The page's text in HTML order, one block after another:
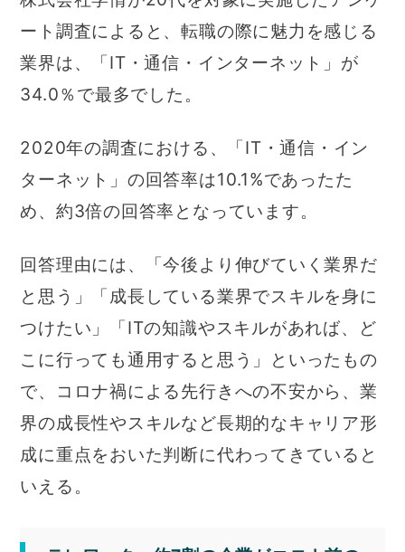
ート調査によると、転職の際に魅力を感じる
業界は、「IT・通信・インターネット」が
34.0％で最多でした。
2020年の調査における、「IT・通信・イン
ターネット」の回答率は10.1%であったた
め、約3倍の回答率となっています。
回答理由には、「今後より伸びていく業界だ
と思う」「成長している業界でスキルを身に
つけたい」「ITの知識やスキルがあれば、ど
こに行っても通用すると思う」といったもの
で、コロナ禍による先行きへの不安から、業
界の成長性やスキルなど長期的なキャリア形
成に重点をおいた判断に代わってきていると
いえる。